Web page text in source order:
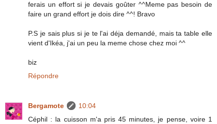
ferais un effort si je devais goûter ^^Meme pas besoin de
faire un grand effort je dois dire ^^! Bravo
P.S je sais plus si je te l'ai déja demandé, mais ta table elle
vient d'Ikéa, j'ai un peu la meme chose chez moi ^^
biz
Répondre
Bergamote
10:04
Céphil : la cuisson m'a pris 45 minutes, je pense, voire 1